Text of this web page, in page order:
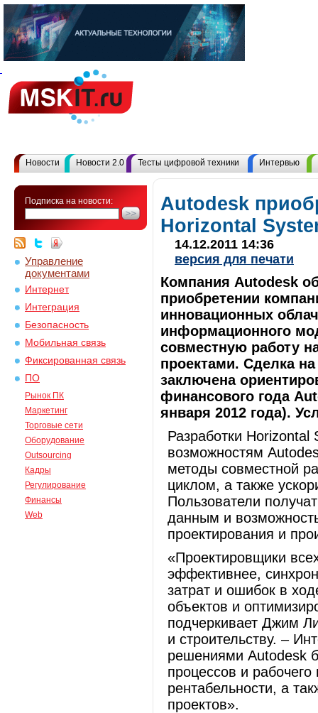
Новости Новости 2.0 Тесты цифровой техники Интервью
Подписка на новости:
Управление
документами
Интернет
Интеграция
Безопасность
Мобильная связь
Фиксированная связь
ПО
Рынок ПК
Маркетинг
Торговые сети
Оборудование
Outsourcing
Кадры
Регулирование
Финансы
Web
Autodesk
Horizontal
14.12.2011 14:36
версия для печати
Компания Autodesk
приобретении
инновационных
информационного
совместную работу
проектами. Сделка
заключена
финансового года
января 2012 года).
Разработки
возможностям
методы совместной
циклом, а также
Пользователи
данным и
проектирования и
«Проектировщики
эффективнее,
затрат и ошибок в
объектов и
подчеркивает Джим
и строительству. –
решениями Autodesk
процессов и
рентабельности, а
проектов».